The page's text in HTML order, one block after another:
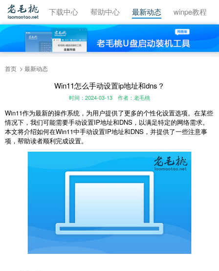
视频教程 下载中心 帮助中心 最新动态 winpe教程
首页 最新动态
Win11怎么手动设置ip地址和dns？
时间：2024-03-13 作者：老毛桃
Win11作为最新的操作系统，为用户提供了更多的个性化设置选项。在某些
情况下，我们可能需要手动设置IP地址和DNS，以满足特定的网络需求。
本文将介绍如何在Win11中手动设置IP地址和DNS，并提供了一些注意事
项，帮助读者顺利完成设置。